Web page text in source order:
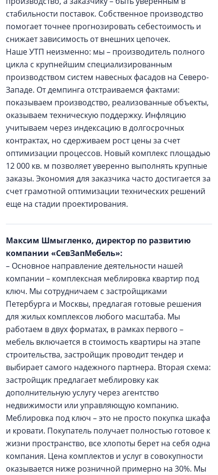
стабильности поставок. Собственное производство
помогает точнее прогнозировать себестоимость и
снижает зависимость от внешних цепочек.
Наше УТП неизменно: мы – производитель полного
цикла с крупнейшим специализированным
производством систем навесных фасадов на Северо-
Западе. От демпинга отстраиваемся фактами:
показываем производство, реализованные объекты,
оказываем техническую поддержку. Инфляцию
учитываем через индексацию в долгосрочных
контрактах, но сдерживаем рост цены за счет
оптимизации процессов. Новый комплекс площадью
12 000 кв. м позволяет уверенно выполнять крупные
заказы. Экономия для заказчика часто достигается за
счет грамотной оптимизации технических решений
еще на стадии проектирования.
Максим Шмыгленко, директор по развитию
компании «СевЗапМебель»:
– Основное направление деятельности нашей
компании – комплексная меблировка квартир под
ключ. Мы сотрудничаем с застройщиками
Петербурга и Москвы, предлагая готовые решения
для жилых комплексов любого масштаба. Мы
работаем в двух форматах, в рамках первого –
мебель включается в стоимость квартиры на этапе
строительства, застройщик проводит тендер и
выбирает самого надежного партнера. Вторая схема:
застройщик предлагает меблировку как
дополнительную услугу через агентство
недвижимости или управляющую компанию.
Меблировка под ключ – это не просто покупка шкафа
и кровати. Покупатель получает полностью готовое к
жизни пространство, все хлопоты берет на себя одна
компания. Цена комплектов и услуг в совокупности
оказывается ниже розничной примерно на 30%. Мы